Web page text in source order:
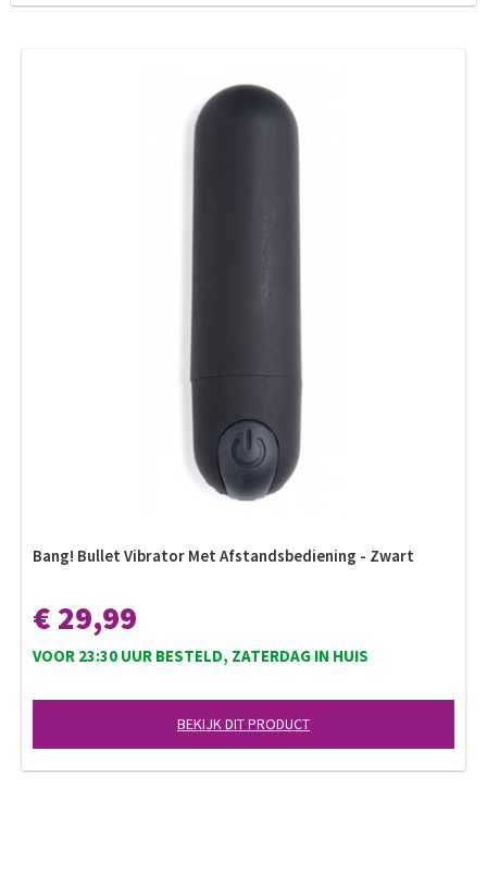
Bang! Bullet Vibrator Met Afstandsbediening - Zwart
€ 29,99
VOOR 23:30 UUR BESTELD, ZATERDAG IN HUIS
BEKIJK DIT PRODUCT